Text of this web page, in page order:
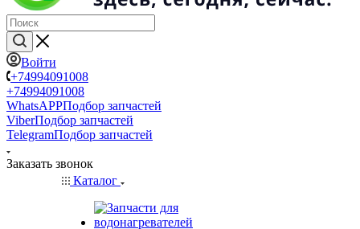
Войти
+74994091008
+74994091008
WhatsAPPПодбор запчастей
ViberПодбор запчастей
TelegramПодбор запчастей
Заказать звонок
Каталог